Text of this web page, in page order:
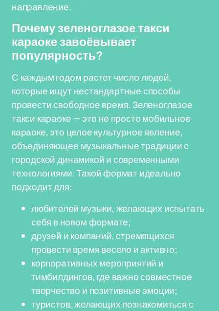
направление.
Почему зеленоглазое такси
караоке завоёвывает
популярность?
С каждым годом растет число людей,
которые ищут нестандартные способы
провести свободное время. Зеленоглазое
такси караоке — это не просто мобильное
караоке, это целое культурное явление,
объединяющее музыкальные традиции с
городской динамикой и современными
технологиями. Такой формат идеально
подходит для:
любителей музыки, желающих испытать
себя в новом формате;
друзей и компаний, стремящихся
провести время весело и активно;
корпоративных мероприятий и
тимбилдингов, где важно совместное
творчество и позитивные эмоции;
туристов, желающих познакомиться с